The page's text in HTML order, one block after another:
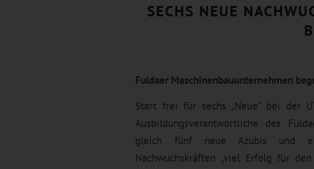
SECHS NEUE
Fuldaer Maschinenbauunternehmen
Start frei für sechs „Neue“ bei der
Ausbildungsverantwortliche des
gleich fünf neue Azubis und
Nachwuchskräften „viel Erfolg für